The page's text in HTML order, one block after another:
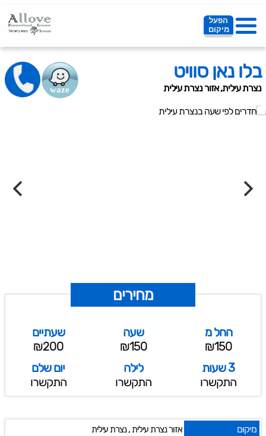
הפעל
מיקום
בלו נאן סוויט
נצרת עילית, אזור נצרת עילית
מחירים
החל מ
₪150
שעה
₪150
שעתיים
₪200
3 שעות
התקשרו
לילה
התקשרו
יום שלם
התקשרו
מיקום אזור נצרת עילית,נצרת עילית